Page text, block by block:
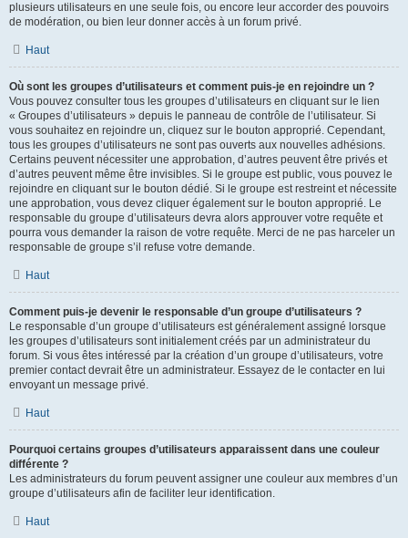
plusieurs utilisateurs en une seule fois, ou encore leur accorder des pouvoirs
de modération, ou bien leur donner accès à un forum privé.
Haut
Où sont les groupes d’utilisateurs et comment puis-je en rejoindre un ?
Vous pouvez consulter tous les groupes d’utilisateurs en cliquant sur le lien
« Groupes d’utilisateurs » depuis le panneau de contrôle de l’utilisateur. Si
vous souhaitez en rejoindre un, cliquez sur le bouton approprié. Cependant,
tous les groupes d’utilisateurs ne sont pas ouverts aux nouvelles adhésions.
Certains peuvent nécessiter une approbation, d’autres peuvent être privés et
d’autres peuvent même être invisibles. Si le groupe est public, vous pouvez le
rejoindre en cliquant sur le bouton dédié. Si le groupe est restreint et nécessite
une approbation, vous devez cliquer également sur le bouton approprié. Le
responsable du groupe d’utilisateurs devra alors approuver votre requête et
pourra vous demander la raison de votre requête. Merci de ne pas harceler un
responsable de groupe s’il refuse votre demande.
Haut
Comment puis-je devenir le responsable d’un groupe d’utilisateurs ?
Le responsable d’un groupe d’utilisateurs est généralement assigné lorsque
les groupes d’utilisateurs sont initialement créés par un administrateur du
forum. Si vous êtes intéressé par la création d’un groupe d’utilisateurs, votre
premier contact devrait être un administrateur. Essayez de le contacter en lui
envoyant un message privé.
Haut
Pourquoi certains groupes d’utilisateurs apparaissent dans une couleur
différente ?
Les administrateurs du forum peuvent assigner une couleur aux membres d’un
groupe d’utilisateurs afin de faciliter leur identification.
Haut